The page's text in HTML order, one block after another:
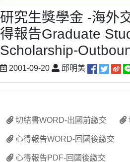
研究生獎學金 -海外
得報告Graduate
Scholarship-
2001-09-20 邱明美
切結書WORD-出國前繳交
心得報告WORD-回國後繳交
心得報告PDF-回國後繳交